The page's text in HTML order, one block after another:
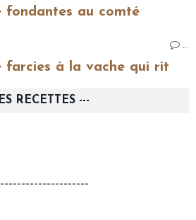
fondantes au comté
farcies à la vache qui rit
RECETTES ---